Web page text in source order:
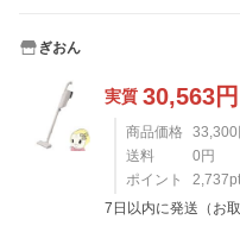
ぎおん
実質 30,563円
商品価格 33,300
送料
0円
ポイント
2,737pt
7日以内に発送（お